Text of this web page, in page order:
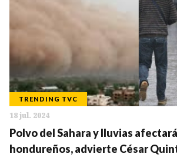
TRENDING TVC
18 jul. 2024
Polvo del Sahara y lluvias
hondureños, advierte César